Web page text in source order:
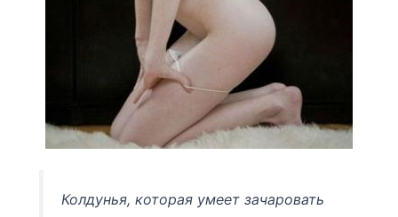
Колдунья, которая умеет зачаровать